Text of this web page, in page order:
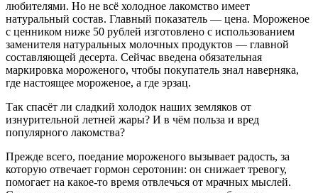
любителями. Но не всё холодное лакомство имеет
натуральный состав. Главный показатель — цена. Мороженое
с ценником ниже 50 рублей изготовлено с использованием
заменителя натуральных молочных продуктов — главной
составляющей десерта. Сейчас введена обязательная
маркировка мороженого, чтобы покупатель знал наверняка,
где настоящее мороженое, а где эрзац.
Так спасёт ли сладкий холодок наших земляков от
изнурительной летней жары? И в чём польза и вред
популярного лакомства?
Прежде всего, поедание мороженого вызывает радость, за
которую отвечает гормон серотонин: он снижает тревогу,
помогает на какое-то время отвлечься от мрачных мыслей.